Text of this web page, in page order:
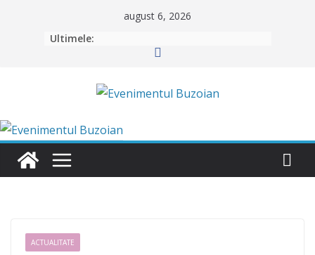
august 6, 2026
Ultimele:
ACTUALITATE